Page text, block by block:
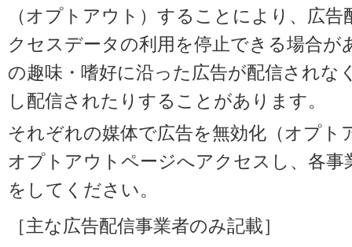
（オプトアウト）することにより、広
クセスデータの利用を停止できる場合が
の趣味・嗜好に沿った広告が配信されな
し配信されたりすることがあります。
それぞれの媒体で広告を無効化（オプト
オプトアウトページへアクセスし、各
をしてください。
［主な広告配信事業者のみ記載］